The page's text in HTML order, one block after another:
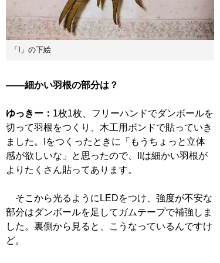
「I」の下絵
――細かい羽根の部分は？
ゆっきー： 1枚1枚、フリーハンドでダンボールを
切って羽根をつくり、木工用ボンドで貼っていき
ました。Iをつくったときに「もうちょっと立体
感が欲しいな」と思ったので、IIは細かい羽根が
よりたくさん貼ってあります。
そこから光るようにLEDをつけ、強度が不安な
部分はダンボールを足してガムテープで補強しま
した。裏側から見ると、こうなっているんですけ
ど。